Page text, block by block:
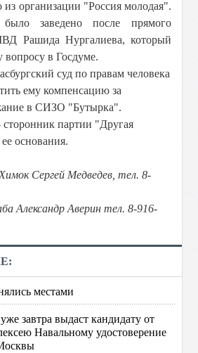
из организации "Россия молодая".
заведено после прямого
Рашида Нургалиева, который
в Госдуме.
суд по правам человека
ему компенсацию за
в СИЗО "Бутырка".
партии "Другая
основания.
Сергей Медведев, тел. 8-
Александр Аверин тел. 8-916-
местами
завтра выдаст кандидату от
Навальному удостоверение